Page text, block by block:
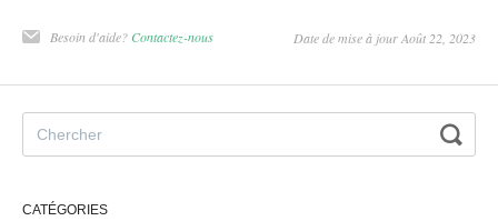
Besoin d'aide? Contactez-nous Date de mise à jour Août 22, 2023
CATÉGORIES